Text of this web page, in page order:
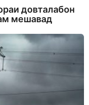
довталабон
мешавад